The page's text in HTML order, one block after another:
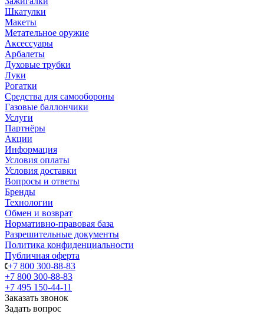
Шкатулки
Макеты
Метательное оружие
Аксессуары
Арбалеты
Духовые трубки
Луки
Рогатки
Средства для самообороны
Газовые баллончики
Услуги
Партнёры
Акции
Информация
Условия оплаты
Условия доставки
Вопросы и ответы
Бренды
Технологии
Обмен и возврат
Нормативно-правовая база
Разрешительные документы
Политика конфиденциальности
Публичная оферта
+7 800 300-88-83
+7 800 300-88-83
+7 495 150-44-11
Заказать звонок
Задать вопрос